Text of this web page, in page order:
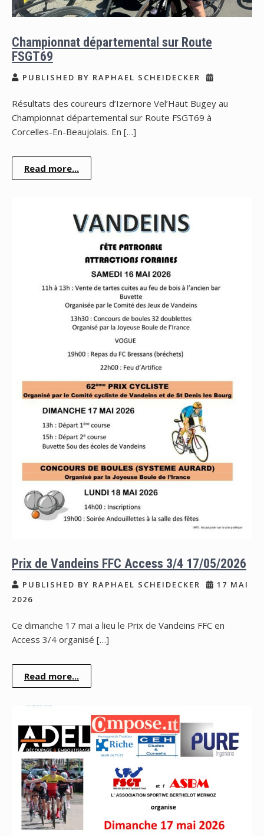
Championnat départemental sur Route
FSGT69
PUBLISHED BY RAPHAEL SCHEIDECKER
Résultats des coureurs d’Izernore Vel’Haut Bugey au
Championnat départemental sur Route FSGT69 à
Corcelles-En-Beaujolais. En […]
Read more...
Prix de Vandeins FFC Access 3/4 17/05/2026
PUBLISHED BY RAPHAEL SCHEIDECKER
17 MAI
2026
Ce dimanche 17 mai a lieu le Prix de Vandeins FFC en
Access 3/4 organisé […]
Read more...